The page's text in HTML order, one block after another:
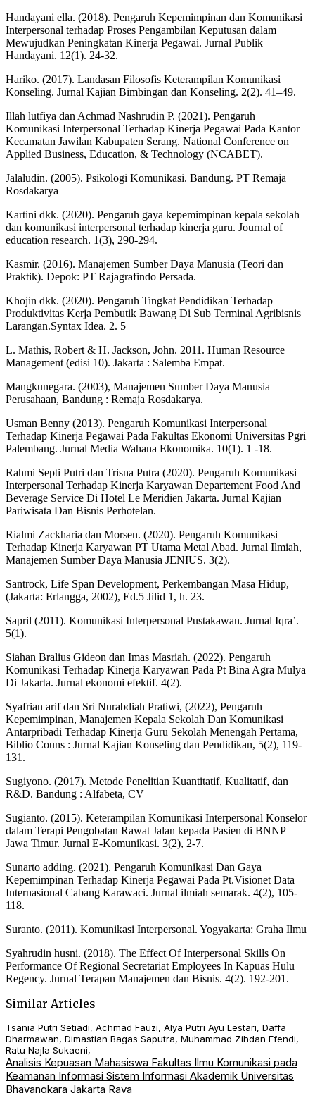
Handayani ella. (2018). Pengaruh Kepemimpinan dan Komunikasi
Interpersonal terhadap Proses Pengambilan Keputusan dalam
Mewujudkan Peningkatan Kinerja Pegawai. Jurnal Publik
Handayani. 12(1). 24-32.
Hariko. (2017). Landasan Filosofis Keterampilan Komunikasi
Konseling. Jurnal Kajian Bimbingan dan Konseling. 2(2). 41–49.
Illah lutfiya dan Achmad Nashrudin P. (2021). Pengaruh
Komunikasi Interpersonal Terhadap Kinerja Pegawai Pada Kantor
Kecamatan Jawilan Kabupaten Serang. National Conference on
Applied Business, Education, & Technology (NCABET).
Jalaludin. (2005). Psikologi Komunikasi. Bandung. PT Remaja
Rosdakarya
Kartini dkk. (2020). Pengaruh gaya kepemimpinan kepala sekolah
dan komunikasi interpersonal terhadap kinerja guru. Journal of
education research. 1(3), 290-294.
Kasmir. (2016). Manajemen Sumber Daya Manusia (Teori dan
Praktik). Depok: PT Rajagrafindo Persada.
Khojin dkk. (2020). Pengaruh Tingkat Pendidikan Terhadap
Produktivitas Kerja Pembutik Bawang Di Sub Terminal Agribisnis
Larangan.Syntax Idea. 2. 5
L. Mathis, Robert & H. Jackson, John. 2011. Human Resource
Management (edisi 10). Jakarta : Salemba Empat.
Mangkunegara. (2003), Manajemen Sumber Daya Manusia
Perusahaan, Bandung : Remaja Rosdakarya.
Usman Benny (2013). Pengaruh Komunikasi Interpersonal
Terhadap Kinerja Pegawai Pada Fakultas Ekonomi Universitas Pgri
Palembang. Jurnal Media Wahana Ekonomika. 10(1). 1 -18.
Rahmi Septi Putri dan Trisna Putra (2020). Pengaruh Komunikasi
Interpersonal Terhadap Kinerja Karyawan Departement Food And
Beverage Service Di Hotel Le Meridien Jakarta. Jurnal Kajian
Pariwisata Dan Bisnis Perhotelan.
Rialmi Zackharia dan Morsen. (2020). Pengaruh Komunikasi
Terhadap Kinerja Karyawan PT Utama Metal Abad. Jurnal Ilmiah,
Manajemen Sumber Daya Manusia JENIUS. 3(2).
Santrock, Life Span Development, Perkembangan Masa Hidup,
(Jakarta: Erlangga, 2002), Ed.5 Jilid 1, h. 23.
Sapril (2011). Komunikasi Interpersonal Pustakawan. Jurnal Iqra’.
5(1).
Siahan Bralius Gideon dan Imas Masriah. (2022). Pengaruh
Komunikasi Terhadap Kinerja Karyawan Pada Pt Bina Agra Mulya
Di Jakarta. Jurnal ekonomi efektif. 4(2).
Syafrian arif dan Sri Nurabdiah Pratiwi, (2022), Pengaruh
Kepemimpinan, Manajemen Kepala Sekolah Dan Komunikasi
Antarpribadi Terhadap Kinerja Guru Sekolah Menengah Pertama,
Biblio Couns : Jurnal Kajian Konseling dan Pendidikan, 5(2), 119-
131.
Sugiyono. (2017). Metode Penelitian Kuantitatif, Kualitatif, dan
R&D. Bandung : Alfabeta, CV
Sugianto. (2015). Keterampilan Komunikasi Interpersonal Konselor
dalam Terapi Pengobatan Rawat Jalan kepada Pasien di BNNP
Jawa Timur. Jurnal E-Komunikasi. 3(2), 2-7.
Sunarto adding. (2021). Pengaruh Komunikasi Dan Gaya
Kepemimpinan Terhadap Kinerja Pegawai Pada Pt.Visionet Data
Internasional Cabang Karawaci. Jurnal ilmiah semarak. 4(2), 105-
118.
Suranto. (2011). Komunikasi Interpersonal. Yogyakarta: Graha Ilmu
Syahrudin husni. (2018). The Effect Of Interpersonal Skills On
Performance Of Regional Secretariat Employees In Kapuas Hulu
Regency. Jurnal Terapan Manajemen dan Bisnis. 4(2). 192-201.
Similar Articles
Tsania Putri Setiadi, Achmad Fauzi, Alya Putri Ayu Lestari, Daffa
Dharmawan, Dimastian Bagas Saputra, Muhammad Zihdan Efendi,
Ratu Najla Sukaeni,
Analisis Kepuasan Mahasiswa Fakultas Ilmu Komunikasi pada
Keamanan Informasi Sistem Informasi Akademik Universitas
Bhayangkara Jakarta Raya